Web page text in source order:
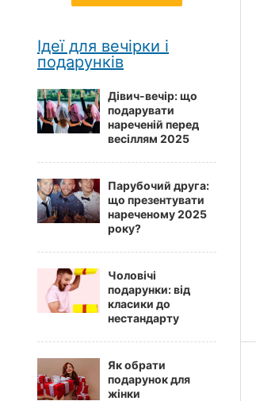
Ідеї для вечірки і
подарунків
Дівич-вечір: що
подарувати
нареченій перед
весіллям 2025
Парубочий друга:
що презентувати
нареченому 2025
року?
Чоловічі
подарунки: від
класики до
нестандарту
Як обрати
подарунок для
жінки